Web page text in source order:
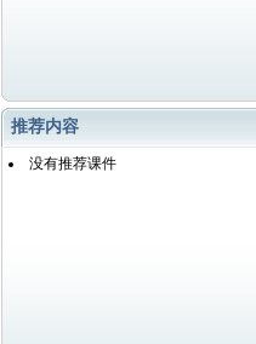
推荐内容
没有推荐课件